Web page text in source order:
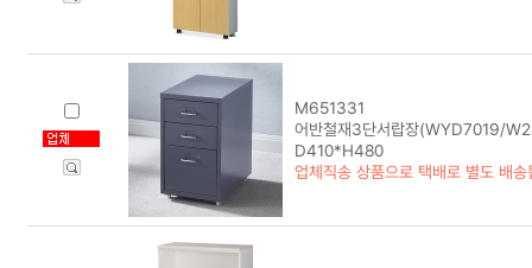
M651331
어반철재3단서랍장(WYD7019/
D410*H480
업체직송 상품으로 택배로 별도 배송